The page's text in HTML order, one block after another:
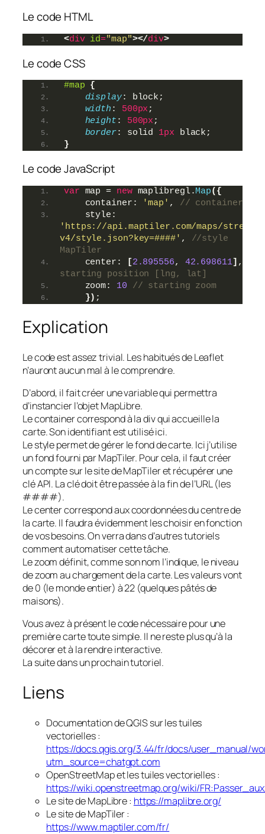
Le code HTML
<div id="map"></div>
Le code CSS
#map {
display: block;
width : 500px ;
height : 500px ;
border: solid 1px black;
}
Le code JavaScript
var map = new maplibregl.Map( {
    container:
'map' , // container id
'https://api.maptiler.com/maps/streets-
v4/style.json?key=####' , //style
MapTiler
    center:
[2.895556, 42.698611] ,
starting position [lng, lat]
    zoom:
10
// starting zoom
}) ;
Explication
Le code est assez trivial. Les habitués de Leaflet
n’auront aucun mal à le comprendre.
D’abord, il fait créer une variable qui permettra
d’instancier l’objet MapLibre.
Lecontainercorrespond à la div qui accueille la
carte. Son identifiant est utilisé ici.
Lestylepermet de gérer le fond de carte. Ici j’utilise
un fond fourni par MapTiler. Pour cela, il faut créer
un compte sur le site de MapTiler et récupérer une
clé API. La clé doit être passée à la fin de l’URL (les
####).
Lecentercorrespond aux coordonnées du centre de
la carte. Il faudra évidemment les choisir en fonction
de vos besoins. On verra dans d’autres tutoriels
comment automatiser cette tâche.
Lezoomdéfinit, comme son nom l’indique, le niveau
de zoom au chargement de la carte. Les valeurs vont
de 0 (le monde entier) à 22 (quelques pâtés de
maisons).
Vous avez à présent le code nécessaire pour une
première carte toute simple. Il ne reste plus qu’à la
décorer et à la rendre interactive.
La suite dans un prochain tutoriel.
Liens
Documentation de QGIS sur les tuiles
vectorielles :
https://docs.qgis.org/3.44/fr/docs/user_manual/
utm_source=chatgpt.com
OpenStreetMap et les tuiles vectorielles :
https://wiki.openstreetmap.org/wiki/
Le site de MapLibre : https://maplibre.org/
Le site de MapTiler :
https://www.maptiler.com/fr/